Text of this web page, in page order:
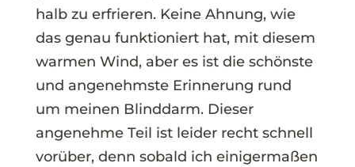
halb zu erfrieren. Keine Ahnung, wie
das genau funktioniert hat, mit diesem
warmen Wind, aber es ist die schönste
und angenehmste Erinnerung rund
um meinen Blinddarm. Dieser
angenehme Teil ist leider recht schnell
vorüber, denn sobald ich einigermaßen